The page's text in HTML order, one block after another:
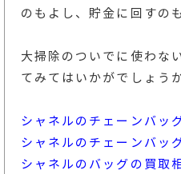
のもよし、貯金に回すの
大掃除のついでに使わな
てみてはいかがでしょうか
シャネルのチェーンバッ
シャネルのチェーンバッ
シャネルのバッグの買取